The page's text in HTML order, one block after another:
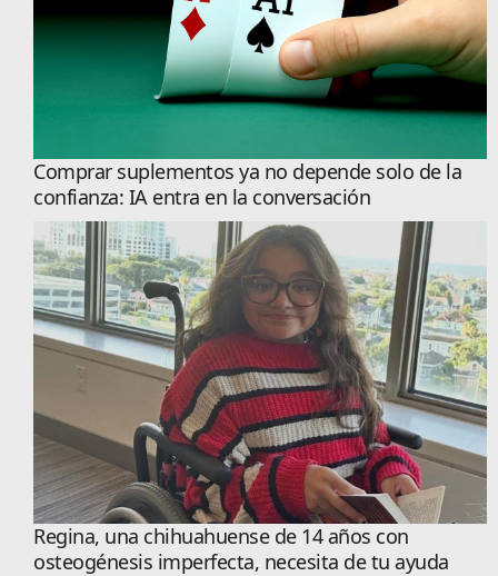
Comprar suplementos ya no depende solo de la
confianza: IA entra en la conversación
Regina, una chihuahuense de 14 años con
osteogénesis imperfecta, necesita de tu ayuda